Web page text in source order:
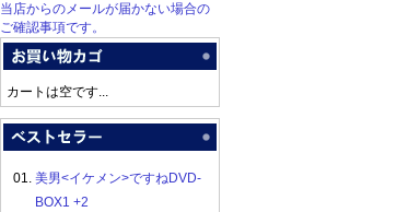
当店からのメールが届かない場合の
ご確認事項です。
カートは空です...
01. 美男<イケメン>ですねDVD-
BOX1 +2